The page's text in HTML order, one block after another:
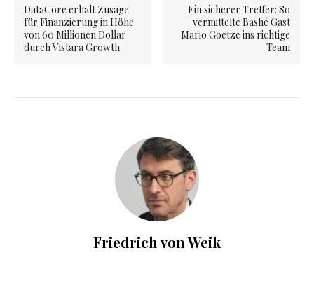
DataCore erhält Zusage
für Finanzierung in Höhe
von 60 Millionen Dollar
durch Vistara Growth
Ein sicherer Treffer: So
vermittelte Bashé Gast
Mario Goetze ins richtige
Team
Friedrich von Weik